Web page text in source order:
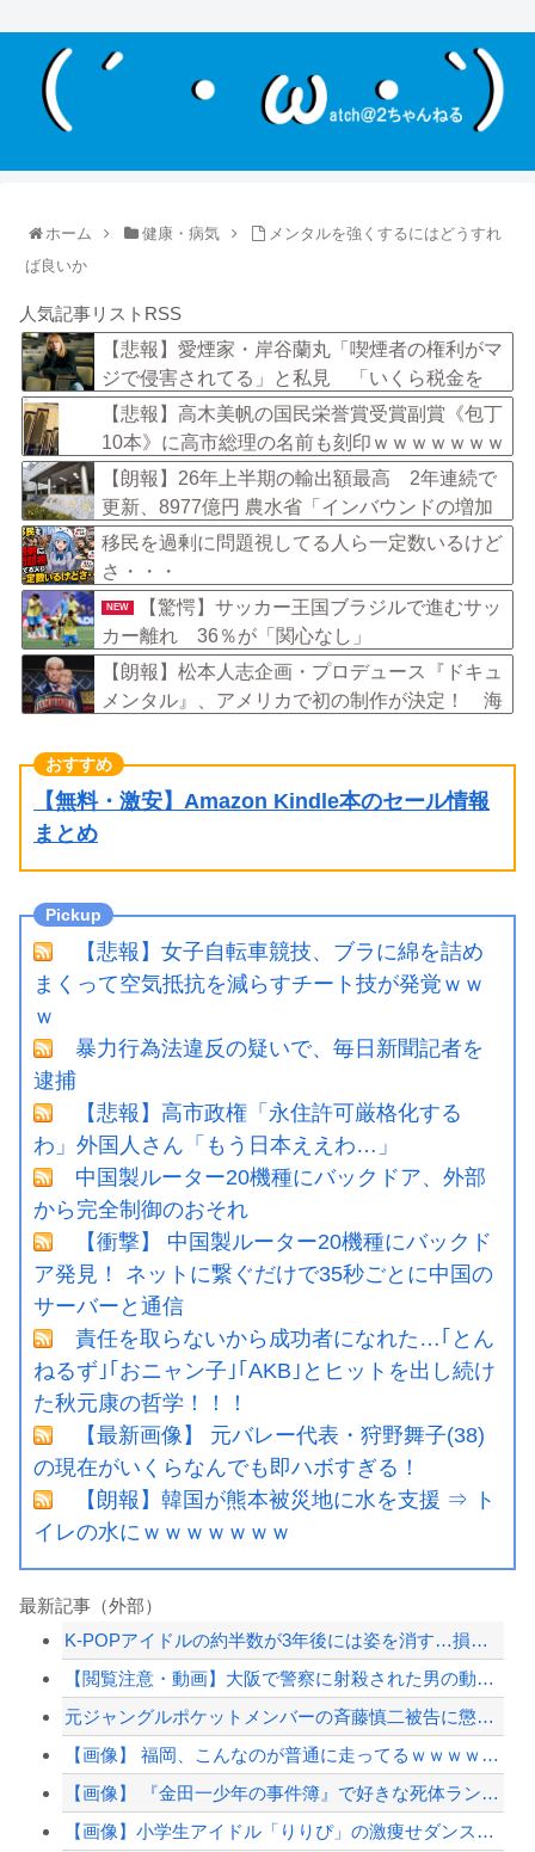
ホーム 健康・病気
メンタルを強くするにはどうすれ
ば良いか
人気記事リストRSS
【悲報】愛煙家・岸谷蘭丸「喫煙者の権利がマ
ジで侵害されてる」と私見 「いくら税金を
我々が払ってるんだと」
【悲報】高木美帆の国民栄誉賞受賞副賞《包丁
10本》に高市総理の名前も刻印ｗｗｗｗｗｗｗ
ｗｗ
【朗報】26年上半期の輸出額最高 2年連続で
更新、8977億円 農水省「インバウンドの増加
に伴い、日本食の認知度が向上」
移民を過剰に問題視してる人ら一定数いるけど
さ・・・
NEW
【驚愕】サッカー王国ブラジルで進むサッ
カー離れ 36％が「関心なし」
【朗報】松本人志企画・プロデュース『ドキュ
メンタル』、アメリカで初の制作が決定！ 海
展開
【無料・激安】Amazon Kindle本のセール情報
まとめ
【悲報】女子自転車競技、ブラに綿を詰め
まくって空気抵抗を減らすチート技が発覚ｗｗ
ｗ
暴力行為法違反の疑いで、毎日新聞記者を
逮捕
【悲報】高市政権「永住許可厳格化する
わ」外国人さん「もう日本ええわ…」
中国製ルーター20機種にバックドア、外部
から完全制御のおそれ
【衝撃】 中国製ルーター20機種にバックド
ア発見！ ネットに繋ぐだけで35秒ごとに中国の
サーバーと通信
責任を取らないから成功者になれた…｢とん
ねるず｣｢おニャン子｣｢AKB｣とヒットを出し続け
た秋元康の哲学！！！
【最新画像】 元バレー代表・狩野舞子(38)
の現在がいくらなんでも即ハボすぎる！
【朗報】韓国が熊本被災地に水を支援 ⇒ ト
イレの水にｗｗｗｗｗｗｗ
最新記事（外部）
K-POPアイドルの約半数が3年後には姿を消す…損益分岐点突破は4％未満
【閲覧注意・動画】大阪で警察に射殺された男の動画、エグい 撃たれてから叫びながら...
元ジャングルポケットメンバーの斉藤慎二被告に懲役7年求刑 ロケバスで女性に性的暴...
【画像】 福岡、こんなのが普通に走ってるｗｗｗｗｗｗｗｗｗｗｗｗｗｗｗｗｗｗｗｗ...
【画像】 『金田一少年の事件簿』で好きな死体ランキング１位がこちら！
【画像】小学生アイドル「りりぴ」の激痩せダンス動画にファンが『絶句』してしまう・...